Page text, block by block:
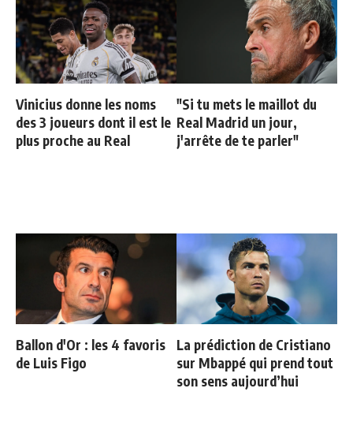
Vinicius donne les noms
des 3 joueurs dont il est le
plus proche au Real
"Si tu mets le maillot du
Real Madrid un jour,
j'arrête de te parler"
Ballon d'Or : les 4 favoris
de Luis Figo
La prédiction de Cristiano
sur Mbappé qui prend tout
son sens aujourd’hui